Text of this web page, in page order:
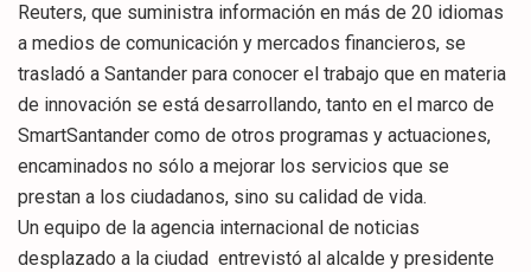
Reuters, que suministra información en más de 20 idiomas
a medios de comunicación y mercados financieros, se
trasladó a Santander para conocer el trabajo que en materia
de innovación se está desarrollando, tanto en el marco de
SmartSantander como de otros programas y actuaciones,
encaminados no sólo a mejorar los servicios que se
prestan a los ciudadanos, sino su calidad de vida.
Un equipo de la agencia internacional de noticias
desplazado a la ciudad entrevistó al alcalde y presidente